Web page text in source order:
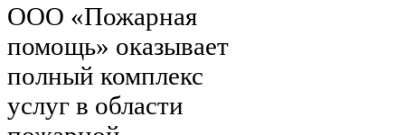
ООО «Пожарная
помощь» оказывает
полный комплекс
услуг в области